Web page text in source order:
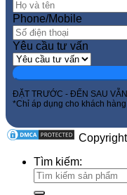
Phone/Mobile
Yêu cầu tư vấn
ĐẶT TRƯỚC - ĐẾN SAU
*Chỉ áp dụng cho khách
Tìm kiếm: